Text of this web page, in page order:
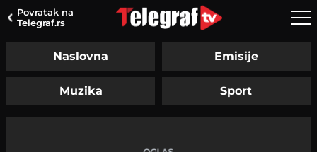
Povratak na
Telegraf.rs
Naslovna Emisije
Muzika Sport